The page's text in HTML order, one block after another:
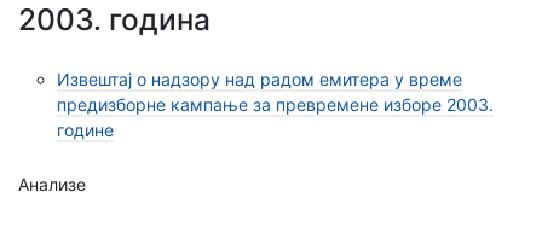
2003. година
Извештај о надзору над радом емитера у време
предизборне кампање за превремене изборе 2003.
године
Анализе